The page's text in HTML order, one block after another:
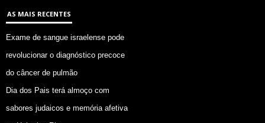
AS MAIS RECENTES
Exame de sangue israelense pode
revolucionar o diagnóstico precoce
do câncer de pulmão
Dia dos Pais terá almoço com
sabores judaicos e memória afetiva